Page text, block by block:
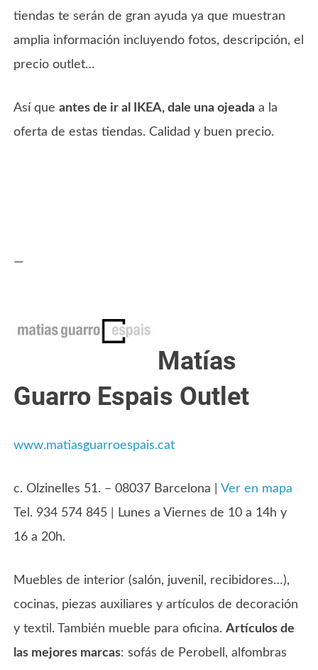
tiendas te serán de gran ayuda ya que muestran
amplia información incluyendo fotos, descripción, el
precio outlet…
Así queantes de ir al IKEA, dale una ojeada a la
oferta de estas tiendas. Calidad y buen precio.
—
Matías
Guarro Espais Outlet
www.matiasguarroespais.cat
c. Olzinelles 51. – 08037 Barcelona | Ver en mapa
Tel. 934 574 845 | Lunes a Viernes de 10 a 14h y
16 a 20h.
Muebles de interior (salón, juvenil, recibidores…),
cocinas, piezas auxiliares y artículos de decoración
y textil. También mueble para oficina.Artículos de
las mejores marcas: sofás de Perobell, alfombras